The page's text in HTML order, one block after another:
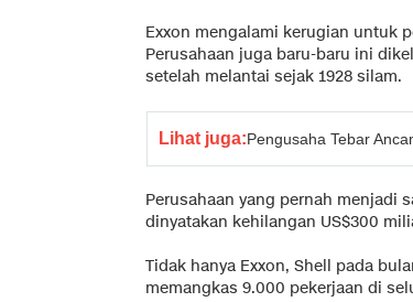
Exxon mengalami kerugian untuk
Perusahaan juga baru-baru ini
setelah melantai sejak 1928 silam.
Lihat juga:Pengusaha Tebar
Perusahaan yang pernah menjadi
dinyatakan kehilangan US$300
Tidak hanya Exxon, Shell pada
memangkas 9.000 pekerjaan di